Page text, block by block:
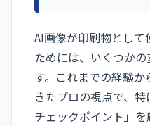
AI画像が印刷物とし
ためには、いくつか
す。これまでの経験
きたプロの視点で、
チェックポイント」